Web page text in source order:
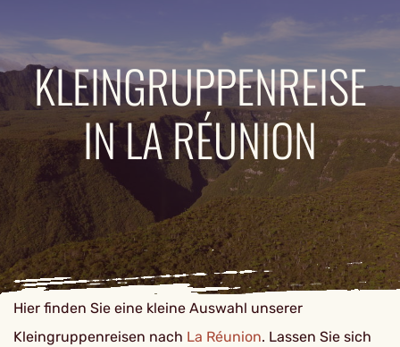
KLEINGRUPPENREISE
IN LA RÉUNION
Hier finden Sie eine kleine Auswahl unserer
Kleingruppenreisen nach La Réunion. Lassen Sie sich